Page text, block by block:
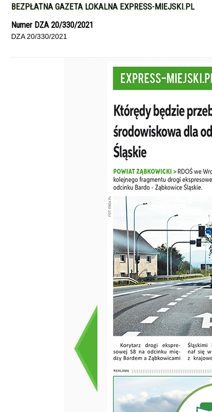
BEZPŁATNA GAZETA LOKALNA EXPRESS-MIEJSKI.PL
Numer DZA 20/330/2021
DZA 20/330/2021